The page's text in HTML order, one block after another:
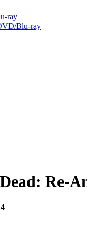
ray
Blu-ray
Re-